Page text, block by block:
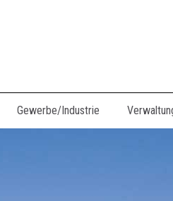
Gewerbe/Industrie